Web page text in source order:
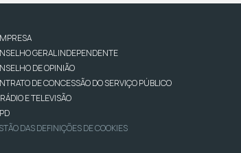
GERAL INDEPENDENTE
DE OPINIÃO
DE CONCESSÃO DO SERVIÇO PÚBLICO
E TELEVISÃO
DAS DEFINIÇÕES DE COOKIES